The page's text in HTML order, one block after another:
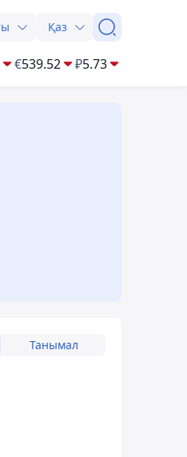
Қаз
€539.52 ₽5.73
Танымал